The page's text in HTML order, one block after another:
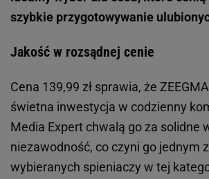
szybkie przygotowywanie
Jakość w rozsądnej cenie
Cena 139,99 zł sprawia, że
świetna inwestycja w codzienny
Media Expert chwalą go za solidne
niezawodność, co czyni go jednym
wybieranych spieniaczy w tej